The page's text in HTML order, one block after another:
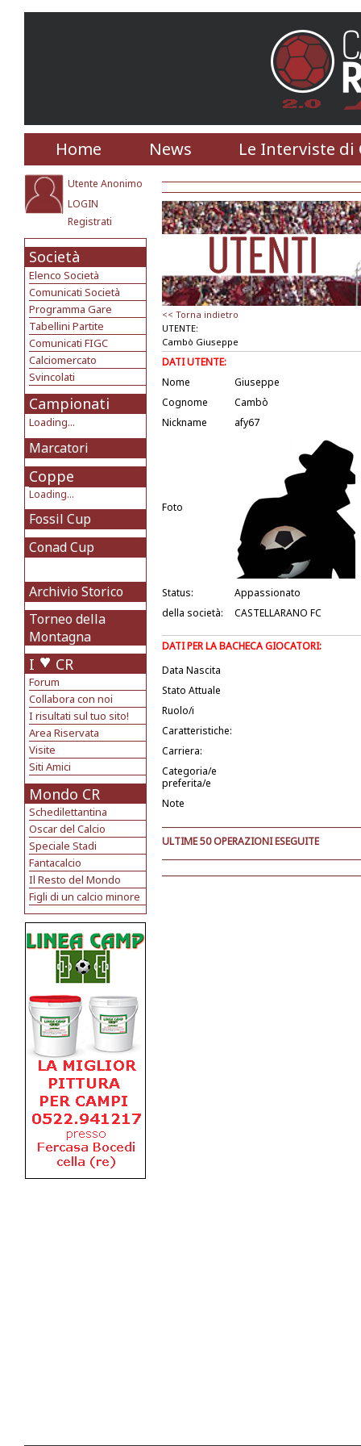
Home News Le Interviste di
Utente Anonimo
LOGIN
Registrati
Società
Elenco Società
Comunicati Società
Programma Gare
Tabellini Partite
Comunicati FIGC
Calciomercato
Svincolati
Campionati
Loading...
Marcatori
Coppe
Loading...
Fossil Cup
Conad Cup
Archivio Storico
Torneo della
Montagna
I CR
Forum
Collabora con noi
I risultati sul tuo sito!
Area Riservata
Visite
Siti Amici
Mondo CR
Schedilettantina
Oscar del Calcio
Speciale Stadi
Fantacalcio
Il Resto del Mondo
Figli di un calcio minore
<< Torna indietro
UTENTE:
Cambò Giuseppe
DATI UTENTE:
Nome
Giuseppe
Cognome
Cambò
Nickname
afy67
Foto
Status:
Appassionato
della società:
CASTELLARANO FC
DATI PER LA BACHECA GIOCATORI:
Data Nascita
Stato Attuale
Ruolo/i
Caratteristiche:
Carriera:
Categoria/e
preferita/e
Note
ULTIME 50 OPERAZIONI ESEGUITE